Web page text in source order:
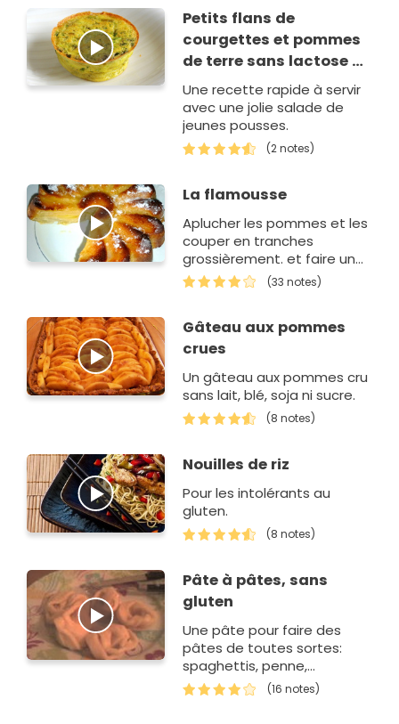
Petits flans de
courgettes et pommes
de terre sans lactose et
sans gluten
Une recette rapide à servir
avec une jolie salade de
jeunes pousses.
(2 notes)
La flamousse
Aplucher les pommes et les
couper en tranches
grossièrement. et faire un
appareil.
(33 notes)
Gâteau aux pommes
crues
Un gâteau aux pommes cru
sans lait, blé, soja ni sucre.
(8 notes)
Nouilles de riz
Pour les intolérants au
gluten.
(8 notes)
Pâte à pâtes, sans
gluten
Une pâte pour faire des
pâtes de toutes sortes:
spaghettis, penne,
tagliatelles,... et bien sur
sans gluten ! Un vrai régal.
(16 notes)